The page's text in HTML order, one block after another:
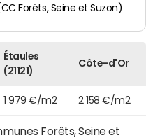
Forêts, Seine et Suzon)
Étaules
(21121)
Côte-d'Or
1 979 €/m2 2 158 €/m2
Forêts, Seine et